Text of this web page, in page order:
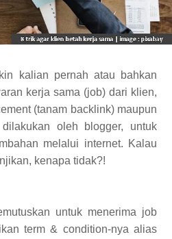
kalian pernah atau bahkan
kerja sama (job) dari klien,
(tanam backlink) maupun
oleh blogger, untuk
melalui internet. Kalau
kenapa tidak?!
untuk menerima job
term & condition-nya alias